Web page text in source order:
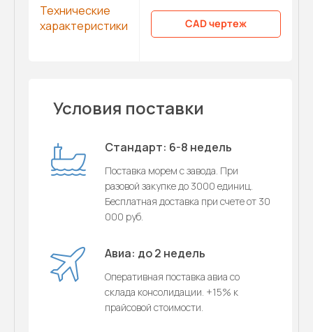
Технические
характеристики
CAD чертеж
Условия поставки
Стандарт: 6-8 недель
Поставка морем с завода. При
разовой закупке до 3000 единиц.
Бесплатная доставка при счете от 30
000 руб.
Авиа: до 2 недель
Оперативная поставка авиа со
склада консолидации. +15% к
прайсовой стоимости.